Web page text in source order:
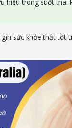
hiệu trong suốt thai
sức khỏe thật tốt